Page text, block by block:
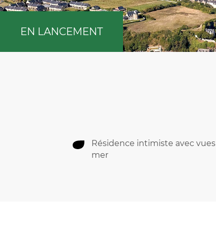
EN LANCEMENT
Résidence intimiste avec vues
mer